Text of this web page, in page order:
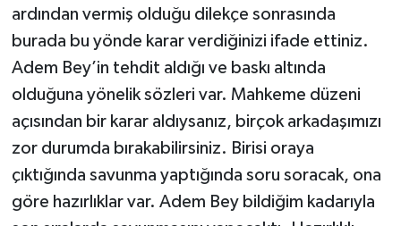
ardından vermiş olduğu dilekçe sonrasında
burada bu yönde karar verdiğinizi ifade ettiniz.
Adem Bey’in tehdit aldığı ve baskı altında
olduğuna yönelik sözleri var. Mahkeme düzeni
açısından bir karar aldıysanız, birçok arkadaşımızı
zor durumda bırakabilirsiniz. Birisi oraya
çıktığında savunma yaptığında soru soracak, ona
göre hazırlıklar var. Adem Bey bildiğim kadarıyla